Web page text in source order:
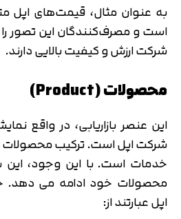
به عنوان مثال، قیمت‌های اپل
است و مصرف‌کنندگان این تصور
شرکت ارزش و کیفیت بالایی دارند.
محصولات (Product)
این عنصر بازاریابی، در واقع
شرکت اپل است. ترکیب
خدمات است. با این وجود، این
محصولات خود ادامه می
اپل عبارتند از: